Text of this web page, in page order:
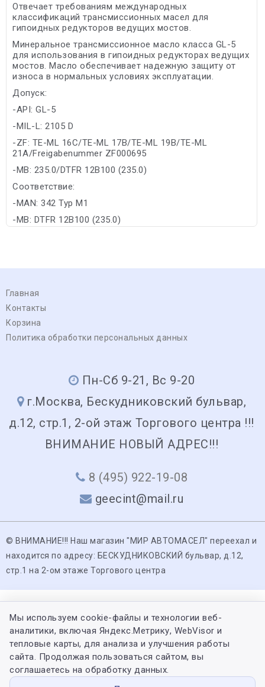
Отвечает требованиям международных
классификаций трансмиссионных масел для
гипоидных редукторов ведущих мостов.
Минеральное трансмиссионное масло класса GL-5
для использования в гипоидных редукторах ведущих
мостов. Масло обеспечивает надежную защиту от
износа в нормальных условиях эксплуатации.
Допуск:
-API: GL-5
-MIL-L: 2105 D
-ZF: TE-ML 16C/TE-ML 17B/TE-ML 19B/TE-ML
21A/Freigabenummer ZF000695
-MB: 235.0/DTFR 12B100 (235.0)
Соответствие:
-MAN: 342 Typ M1
-MB: DTFR 12B100 (235.0)
Главная
Контакты
Корзина
Политика обработки персональных данных
Пн-Сб 9-21, Вс 9-20
г.Москва, Бескудниковский бульвар,
д.12, стр.1, 2-ой этаж Торгового центра !!!
ВНИМАНИЕ НОВЫЙ АДРЕС!!!
8 (495) 922-19-08
geecint@mail.ru
© ВНИМАНИЕ!!! Наш магазин "МИР АВТОМАСЕЛ" переехал и
находится по адресу: БЕСКУДНИКОВСКИЙ бульвар, д.12,
стр.1 на 2-ом этаже Торгового центра
Мы используем cookie-файлы и технологии веб-
аналитики, включая Яндекс.Метрику, WebVisor и
тепловые карты, для анализа и улучшения работы
сайта. Продолжая пользоваться сайтом, вы
соглашаетесь на обработку данных.